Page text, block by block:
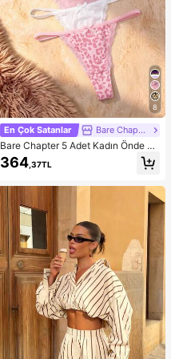
8
En Çok Satanlar Bare Chapter
Bare Chapter 5 Adet Kadın Önde Fi
yonklu Dantel Yama Desenli Leopar
Baskılı Tanga
364 ,37TL